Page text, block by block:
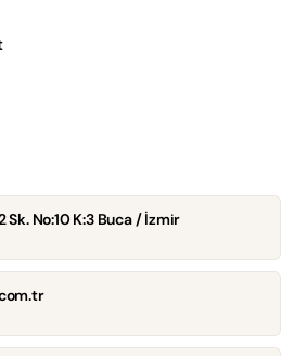
Sk. No:10 K:3 Buca / İzmir